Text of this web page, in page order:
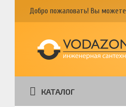
Добро пожаловать! Вы можете
КАТАЛОГ